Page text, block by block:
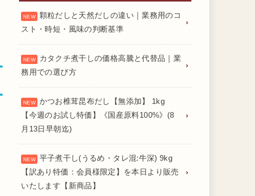
顆粒だしと天然だしの違い｜業務用のコ
スト・時短・風味の判断基準
カタクチ煮干しの価格高騰と代替品｜業
務用での選び方
かつお椎茸昆布だし【無添加】 1kg
【今週のお試し特価】《国産原料100%》(8
月13日早朝迄)
平子煮干し(うるめ・タレ混:牛深) 9kg
【訳あり特価：会員様限定】を本日より販売
いたします【新商品】